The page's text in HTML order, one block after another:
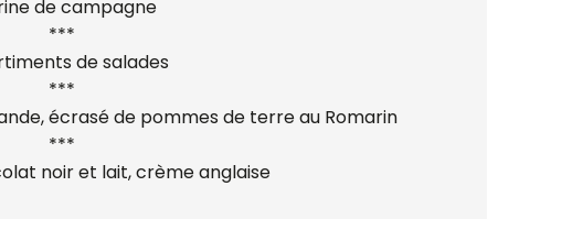
de campagne
***
de salades
***
écrasé de pommes de terre au Romarin
***
noir et lait, crème anglaise